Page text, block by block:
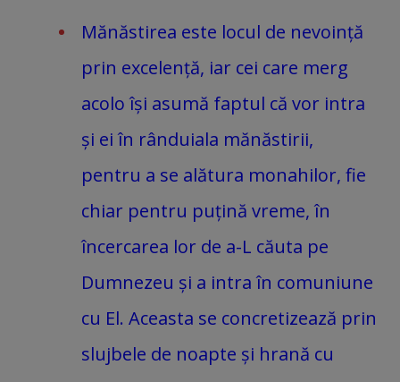
Mănăstirea este locul de nevoință
prin excelență, iar cei care merg
acolo își asumă faptul că vor intra
și ei în rânduiala mănăstirii,
pentru a se alătura monahilor, fie
chiar pentru puțină vreme, în
încercarea lor de a-L căuta pe
Dumnezeu și a intra în comuniune
cu El. Aceasta se concretizează prin
slujbele de noapte și hrană cu